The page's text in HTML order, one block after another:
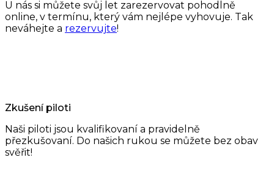
U nás si můžete svůj let zarezervovat pohodlně
online, v termínu, který vám nejlépe vyhovuje. Tak
neváhejte a rezervujte!
Zkušení piloti
Naši piloti jsou kvalifikovaní a pravidelně
přezkušovaní. Do našich rukou se můžete bez obav
svěřit!